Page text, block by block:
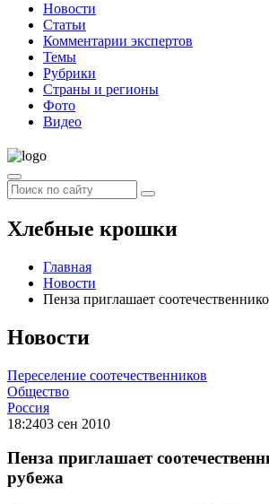
Новости
Статьи
Комментарии экспертов
Темы
Рубрики
Страны и регионы
Фото
Видео
Хлебные крошки
Главная
Новости
Пенза приглашает
Новости
Переселение соотечественников
Общество
Россия
18:2403 сен 2010
Пенза приглашает
рубежа